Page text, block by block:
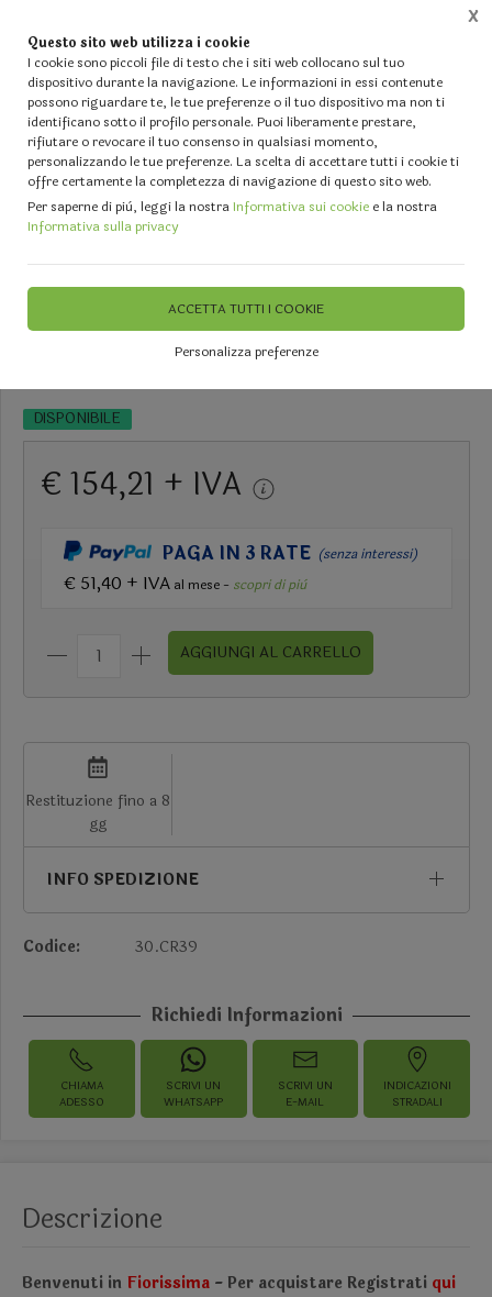
Questo sito web utilizza i cookie
I cookie sono piccoli file di testo che i siti web collocano sul tuo
dispositivo durante la navigazione. Le informazioni in essi contenute
possono riguardare te, le tue preferenze o il tuo dispositivo ma non ti
identificano sotto il profilo personale. Puoi liberamente prestare,
rifiutare o revocare il tuo consenso in qualsiasi momento,
personalizzando le tue preferenze. La scelta di accettare tutti i cookie ti
offre certamente la completezza di navigazione di questo sito web.
Per saperne di più, leggi la nostraInformativa sui cookie e la nostra
Informativa sulla privacy
ACCETTA TUTTI I COOKIE
Personalizza preferenze
X
Home Vetrina IL TUO MATRIMONIO - Forniture per Fioristi ed Events Planners
Coppa Romana Pietra Antica -
Sconti per Fioristi e Aziende -
Vetroresina H 39
Tempi di Consegna: 2/3 giorni lavorativi
DISPONIBILE
€ 154,21 + IVA
PAGA IN 3 RATE (senza interessi)
€ 51,40 + IVA al mese - scopri di più
AGGIUNGI AL CARRELLO
Restituzione fino a 8
gg
INFO SPEDIZIONE
Codice: 30.CR39
Richiedi Informazioni
CHIAMA
ADESSO
SCRIVI UN
WHATSAPP
SCRIVI UN
E-MAIL
INDICAZIONI
STRADALI
Descrizione
Benvenuti in Fiorissima - Per acquistare Registrati qui